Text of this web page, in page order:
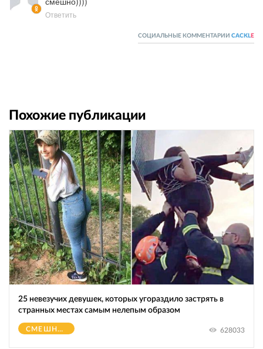
Ответить
СОЦИАЛЬНЫЕ КОММЕНТАРИИ CACKL E
Похожие публикации
25 невезучих девушек, которых угораздило застрять в
странных местах самым нелепым образом
СМЕШНОЕ 628033